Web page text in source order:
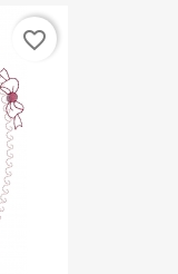
favorite_border